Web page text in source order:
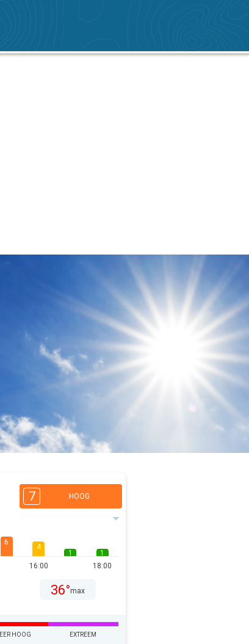
7 HOOG
6
4
16:00
1
1
18:00
36°max
HOOG EXTREEM